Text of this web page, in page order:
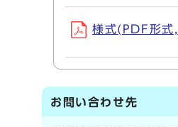
様式(PDF形
お問い合わせ先